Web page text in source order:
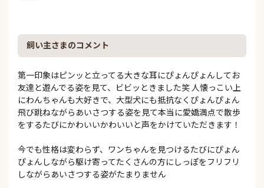
飼い主さまのコメント
第一印象はピンッと立ってる大きな耳にぴょんぴょんしてお
友達と遊んでる姿を見て、ビビッときました笑 人懐っこい上
にわんちゃんも大好きで、大型犬にも抵抗なくぴょんぴょん
飛び跳ねながらあいさつする姿を見て本当に愛嬌満点で散歩
をするたびにかわいいかわいいと声をかけていただきます！
今でも性格は変わらず、ワンちゃんを見つけるたびにぴょん
ぴょんしながら駆け寄ってたくさんの方にしっぽをフリフリ
しながらあいさつする姿がたまりません